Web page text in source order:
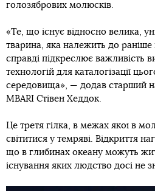
голозябрових молюсків.
«Те, що існує відносно велика,
тварина, яка належить до раніше
справді підкреслює важливість
технологій для каталогізації
середовища», — додав старший
MBARI Стівен Хеддок.
Це третя гілка, в межах якої в
світитися у темряві. Відкриття
що в глибинах океану можуть
існування яких людство досі не